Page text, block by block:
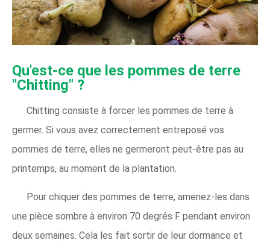
Qu'est-ce que les pommes de terre
"Chitting" ?
Chitting consiste à forcer les pommes de terre à
germer. Si vous avez correctement entreposé vos
pommes de terre, elles ne germeront peut-être pas au
printemps, au moment de la plantation.
Pour chiquer des pommes de terre, amenez-les dans
une pièce sombre à environ 70 degrés F pendant environ
deux semaines. Cela les fait sortir de leur dormance et